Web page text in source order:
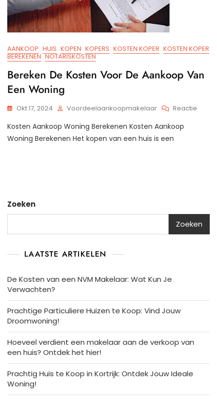
AANKOOP HUIS KOPEN KOPERS KOSTEN KOPER KOSTEN KOPER
BEREKENEN NOTARISKOSTEN
Bereken De Kosten Voor De Aankoop Van
Een Woning
Okt 17, 2024 Voordeelaankoopmakelaar Reactie
Kosten Aankoop Woning Berekenen Kosten Aankoop
Woning Berekenen Het kopen van een huis is een
Zoeken
Zoeken
LAATSTE ARTIKELEN
De Kosten van een NVM Makelaar: Wat Kun Je
Verwachten?
Prachtige Particuliere Huizen te Koop: Vind Jouw
Droomwoning!
Hoeveel verdient een makelaar aan de verkoop van
een huis? Ontdek het hier!
Prachtig Huis te Koop in Kortrijk: Ontdek Jouw Ideale
Woning!